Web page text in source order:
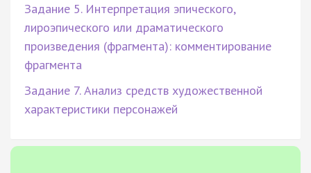
Задание 5. Интерпретация эпического,
лироэпического или драматического
произведения (фрагмента): комментирование
фрагмента
Задание 7. Анализ средств художественной
характеристики персонажей